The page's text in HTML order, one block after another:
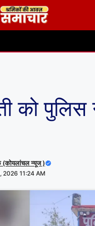
को
(कोयलांचल न्यूज )
2026 11:24 AM